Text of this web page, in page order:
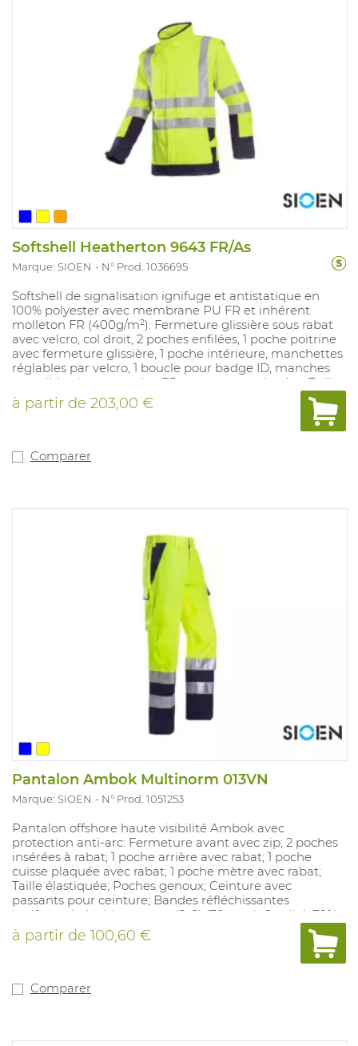
Softshell Heatherton 9643 FR/As
Marque: SIOEN N° Prod. 1036695
Softshell de signalisation ignifuge et antistatique en
100% polyester avec membrane PU FR et inhérent
molleton FR (400g/m²). Fermeture glissière sous rabat
avec velcro, col droit, 2 poches enfilées, 1 poche poitrine
avec fermeture glissière, 1 poche intérieure, manchettes
réglables par velcro, 1 boucle pour badge ID, manches
amovibles, longueur dos: 75cm, coutures piquées. Tailles
disponibles: S-3XL. Couleurs disponibles: jaune
fluo/marine, orange fluo/marine.
à partir de 203,00 €
Comparer
Pantalon Ambok Multinorm 013VN
Marque: SIOEN N° Prod. 1051253
Pantalon offshore haute visibilité Ambok avec
protection anti-arc: Fermeture avant avec zip; 2 poches
insérées à rabat; 1 poche arrière avec rabat; 1 poche
cuisse plaquée avec rabat; 1 poche mètre avec rabat;
Taille élastiquée; Poches genoux; Ceinture avec
passants pour ceinture; Bandes réfléchissantes
ignifuges à double couture (2x2) (70 mm). Qualité: 79%
coton FR + 20% PES + 1% AST; ± 260 g / m². Tailles
disponibles: 44 - 64, 48S-58S et 46L-56L. Couleurs
à partir de 100,60 €
Comparer